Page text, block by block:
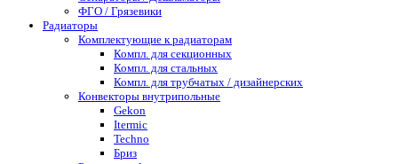
ФГО / Грязевики
Радиаторы
Комплектующие к радиаторам
Компл. для секционных
Компл. для стальных
Компл. для трубчатых / дизайнерских
Конвекторы внутрипольные
Gekon
Itermic
Techno
Бриз